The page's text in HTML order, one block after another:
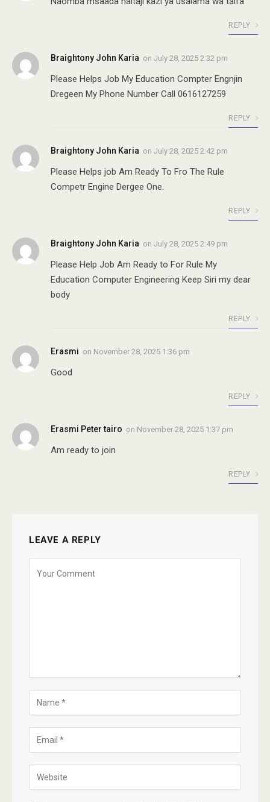
REPLY
Braightony John Karia on July 28, 2025 2:32 pm
Please Helps Job My Education Compter Engnjin
Dregeen My Phone Number Call 0616127259
REPLY
Braightony John Karia on July 28, 2025 2:42 pm
Please Helps job Am Ready To Fro The Rule
Competr Engine Dergee One.
REPLY
Braightony John Karia on July 28, 2025 2:49 pm
Please Help Job Am Ready to For Rule My
Education Computer Engineering Keep Siri my dear
body
REPLY
Erasmi on November 28, 2025 1:36 pm
Good
REPLY
Erasmi Peter tairo on November 28, 2025 1:37 pm
Am ready to join
REPLY
LEAVE A REPLY